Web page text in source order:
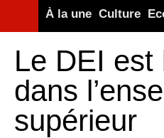
À la une Culture
Le DEI est
dans
supérieur